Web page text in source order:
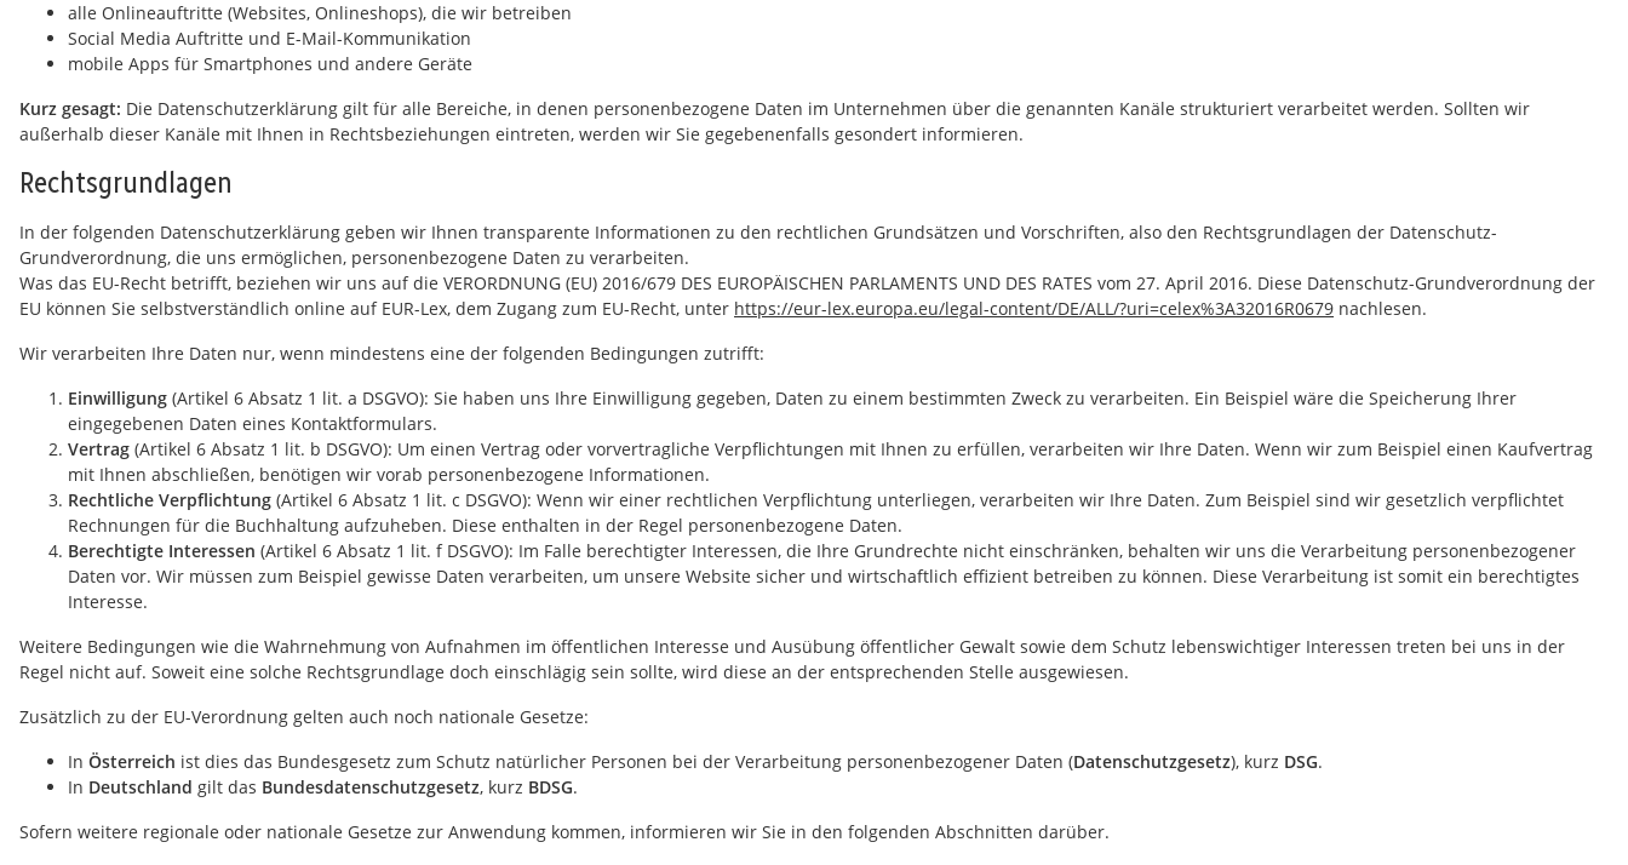
alle Onlineauftritte (Websites, Onlineshops), die wir betreiben
Social Media Auftritte und E-Mail-Kommunikation
mobile Apps für Smartphones und andere Geräte
Kurz gesagt: Die Datenschutzerklärung gilt für alle Bereiche, in denen personenbezogene Daten im Unternehmen über die genannten Kanäle strukturiert verarbeitet werden. Sollten wir
außerhalb dieser Kanäle mit Ihnen in Rechtsbeziehungen eintreten, werden wir Sie gegebenenfalls gesondert informieren.
Rechtsgrundlagen
In der folgenden Datenschutzerklärung geben wir Ihnen transparente Informationen zu den rechtlichen Grundsätzen und Vorschriften, also den Rechtsgrundlagen der Datenschutz-
Grundverordnung, die uns ermöglichen, personenbezogene Daten zu verarbeiten.
Was das EU-Recht betrifft, beziehen wir uns auf die VERORDNUNG (EU) 2016/679 DES EUROPÄISCHEN PARLAMENTS UND DES RATES vom 27. April 2016. Diese Datenschutz-Grundverordnung der
EU können Sie selbstverständlich online auf EUR-Lex, dem Zugang zum EU-Recht, unter https://eur-lex.europa.eu/legal-content/DE/ALL/?uri=celex%3A32016R0679 nachlesen.
Wir verarbeiten Ihre Daten nur, wenn mindestens eine der folgenden Bedingungen zutrifft:
Einwilligung (Artikel 6 Absatz 1 lit. a DSGVO): Sie haben uns Ihre Einwilligung gegeben, Daten zu einem bestimmten Zweck zu verarbeiten. Ein Beispiel wäre die Speicherung Ihrer
eingegebenen Daten eines Kontaktformulars.
Vertrag (Artikel 6 Absatz 1 lit. b DSGVO): Um einen Vertrag oder vorvertragliche Verpflichtungen mit Ihnen zu erfüllen, verarbeiten wir Ihre Daten. Wenn wir zum Beispiel einen Kaufvertrag
mit Ihnen abschließen, benötigen wir vorab personenbezogene Informationen.
Rechtliche Verpflichtung (Artikel 6 Absatz 1 lit. c DSGVO): Wenn wir einer rechtlichen Verpflichtung unterliegen, verarbeiten wir Ihre Daten. Zum Beispiel sind wir gesetzlich verpflichtet
Rechnungen für die Buchhaltung aufzuheben. Diese enthalten in der Regel personenbezogene Daten.
Berechtigte Interessen (Artikel 6 Absatz 1 lit. f DSGVO): Im Falle berechtigter Interessen, die Ihre Grundrechte nicht einschränken, behalten wir uns die Verarbeitung personenbezogener
Daten vor. Wir müssen zum Beispiel gewisse Daten verarbeiten, um unsere Website sicher und wirtschaftlich effizient betreiben zu können. Diese Verarbeitung ist somit ein berechtigtes
Interesse.
Weitere Bedingungen wie die Wahrnehmung von Aufnahmen im öffentlichen Interesse und Ausübung öffentlicher Gewalt sowie dem Schutz lebenswichtiger Interessen treten bei uns in der
Regel nicht auf. Soweit eine solche Rechtsgrundlage doch einschlägig sein sollte, wird diese an der entsprechenden Stelle ausgewiesen.
Zusätzlich zu der EU-Verordnung gelten auch noch nationale Gesetze:
In Österreich ist dies das Bundesgesetz zum Schutz natürlicher Personen bei der Verarbeitung personenbezogener Daten (Datenschutzgesetz), kurz DSG.
In Deutschland gilt das Bundesdatenschutzgesetz, kurz BDSG.
Sofern weitere regionale oder nationale Gesetze zur Anwendung kommen, informieren wir Sie in den folgenden Abschnitten darüber.